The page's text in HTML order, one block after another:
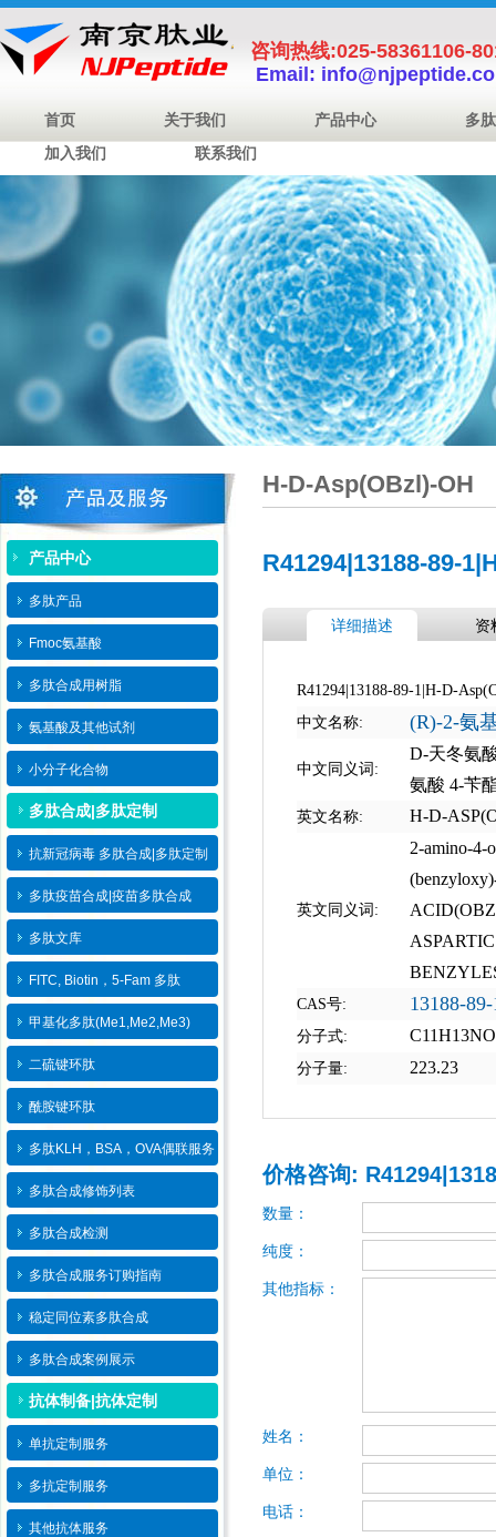
咨询热线:025-58361106-
Email:
首页 关于我们 产品中心
多
加入我们
联系我们
产品中心
多肽产品
Fmoc氨基酸
多肽合成用树脂
氨基酸及其他试剂
小分子化合物
多肽合成|多肽定制
抗新冠病毒 多肽合成|多肽定制
多肽疫苗合成|疫苗多肽​合成
多肽文库
FITC, Biotin，5-Fam 多肽
甲基化多肽(Me1,Me2,Me3)
二硫键环肽
酰胺键环肽
多肽KLH，BSA，OVA偶联服务
多肽合成修饰列表
多肽合成检测
多肽合成服务订购指南
稳定同位素多肽合成
多肽合成案例展示
抗体制备|抗体定制
单抗定制服务
多抗定制服务
其他抗体服务
H-D-Asp(OBzl)-OH
R41294|13188-89-
详细描述 资
R41294|13188-89-1|H-D-
中文名称:
(R)-2-氨
中文同义词:
D-天冬氨
氨酸 4-苄
英文名称: H-D-
英文同义词:
2-amino-4-
CAS号: 13188-
分子式:
分子量: 223.23
价格咨询:
数量：
纯度：
其他指标：
姓名：
单位：
电话：